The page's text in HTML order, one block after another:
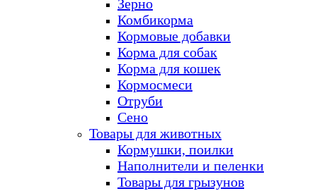
Зерно
Комбикорма
Кормовые добавки
Корма для собак
Корма для кошек
Кормосмеси
Отруби
Сено
Товары для животных
Кормушки, поилки
Наполнители и пеленки
Товары для грызунов